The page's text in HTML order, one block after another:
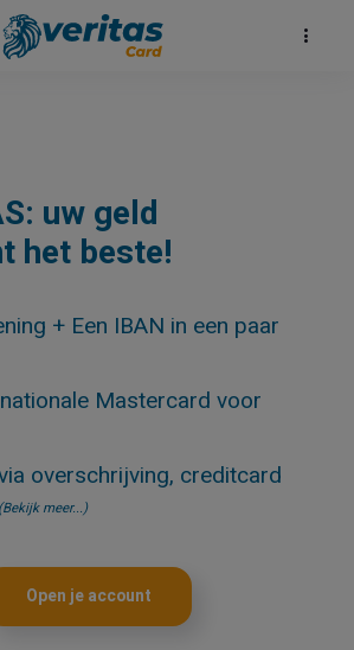
uw geld
het beste!
+ Een IBAN in een paar
Mastercard voor
overschrijving, creditcard
(Bekijk meer...)
Open je account